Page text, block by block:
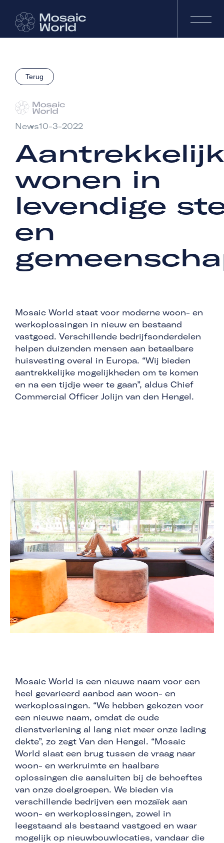
Terug
News10-3-2022
wonen in
levendige
en
Mosaic World staat voor moderne woon- en
werkoplossingen in nieuw en bestaand
vastgoed. Verschillende bedrijfsonderdelen
helpen duizenden mensen aan betaalbare
huisvesting overal in Europa. “Wij bieden
aantrekkelijke mogelijkheden om te komen
en na een tijdje weer te gaan”, aldus Chief
Commercial Officer Jolijn van den Hengel.
Mosaic World is een nieuwe naam voor een
heel gevarieerd aanbod aan woon- en
werkoplossingen. “We hebben gekozen voor
een nieuwe naam, omdat de oude
dienstverlening al lang niet meer onze lading
dekte”, zo zegt Van den Hengel. “Mosaic
World slaat een brug tussen de vraag naar
woon- en werkruimte en haalbare
oplossingen die aansluiten bij de behoeftes
van onze doelgroepen. We bieden via
verschillende bedrijven een mozaïek aan
woon- en werkoplossingen, zowel in
leegstaand als bestaand vastgoed en waar
mogelijk op nieuwbouwlocaties, vandaar die